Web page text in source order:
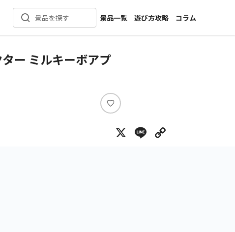
景品を探す
景品一覧
新着景品
カテゴリ一覧
遊び方攻略
コラム
インタビュー
ー ミルキーボアプ
い
ね
X Line